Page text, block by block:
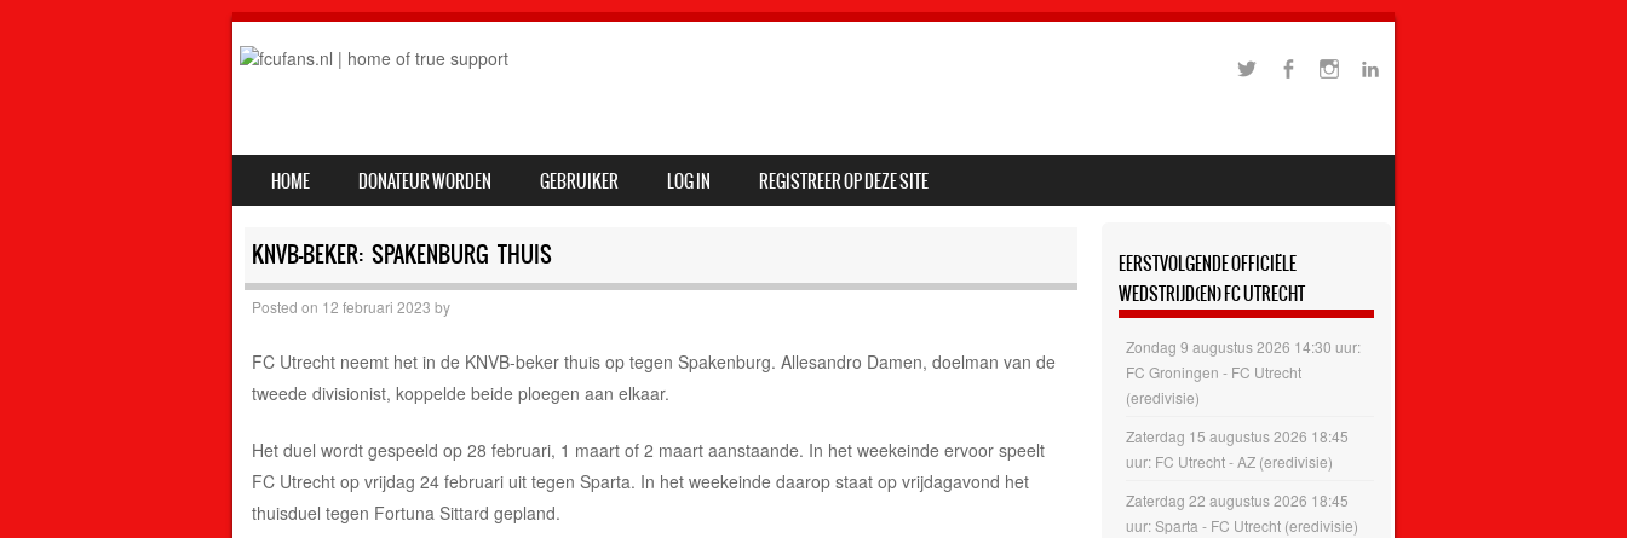
MENU
SKIP TO CONTENT
HOME DONATEUR WORDEN GEBRUIKER LOG IN REGISTREER OP DEZE SITE
KNVB-BEKER: SPAKENBURG THUIS
Posted on 12 februari 2023 by
FC Utrecht neemt het in de KNVB-beker thuis op tegen Spakenburg. Allesandro Damen, doelman van de
tweede divisionist, koppelde beide ploegen aan elkaar.
Het duel wordt gespeeld op 28 februari, 1 maart of 2 maart aanstaande. In het weekeinde ervoor speelt
FC Utrecht op vrijdag 24 februari uit tegen Sparta. In het weekeinde daarop staat op vrijdagavond het
thuisduel tegen Fortuna Sittard gepland.
EERSTVOLGENDE OFFICIËLE
WEDSTRIJD(EN) FC UTRECHT
Zondag 9 augustus 2026 14:30 uur:
FC Groningen - FC Utrecht
(eredivisie)
Zaterdag 15 augustus 2026 18:45
uur: FC Utrecht - AZ (eredivisie)
Zaterdag 22 augustus 2026 18:45
uur: Sparta - FC Utrecht (eredivisie)